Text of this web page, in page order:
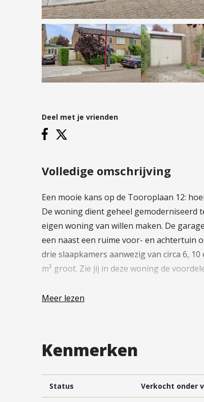
Hypotheek verhogen
Starterslening
Financiële check
Banken
Duurzame hypotheek
Vestigingen
Vestiging Vleuten-De Meern en
Leidsche Rijn
Vestiging Utrecht
Vestiging Vianen
Vestiging Maarssen
Deel met je vrienden
Volledige omschrijving
Een mooie kans op de Tooroplaan 12:
De woning dient geheel gemoderniseerd
eigen woning van willen maken. De
een naast een ruime voor- en achtertuin
drie slaapkamers aanwezig van circa 6,
m² groot. Zie jij in deze woning de
Indeling:
20 m² vanuit de voortuin en de
aan de voor- en achterzijde van de
keuken is circa 6 m² groot. Via de deur
Meer lezen
Kenmerken
Status Verkocht onder